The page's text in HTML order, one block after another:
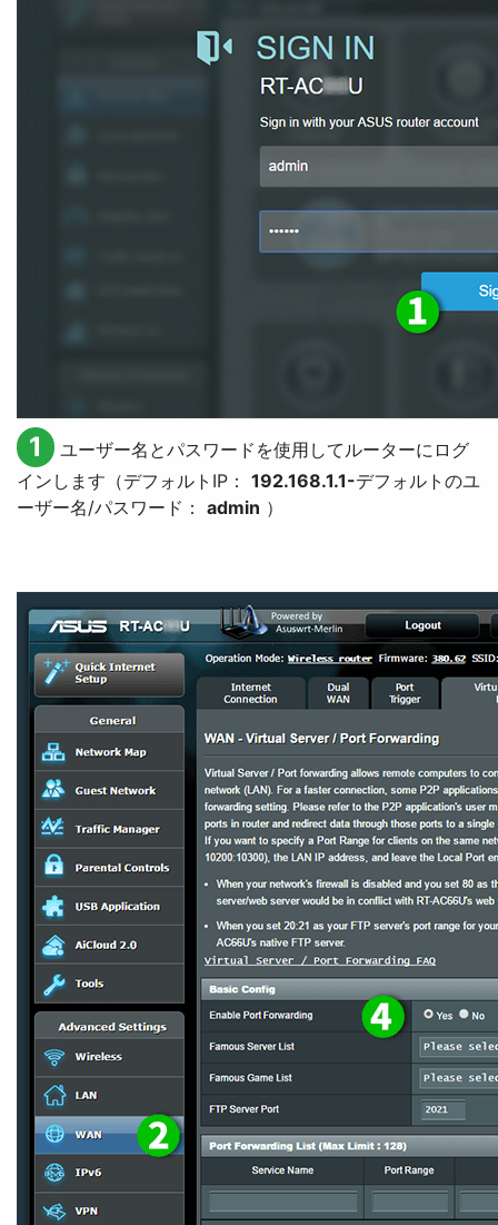
1
ユーザー名とパスワードを使用してルーターにログ
インします（デフォルトIP： 192.168.1.1-デフォルトのユ
ーザー名/パスワード： admin ）